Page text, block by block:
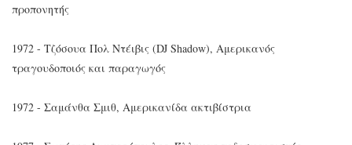
προπονητής
1972 - Τζόσουα Πολ Ντέιβις (DJ Shadow), Αμερικανός
τραγουδοποιός και παραγωγός
1972 - Σαμάνθα Σμιθ, Αμερικανίδα ακτιβίστρια